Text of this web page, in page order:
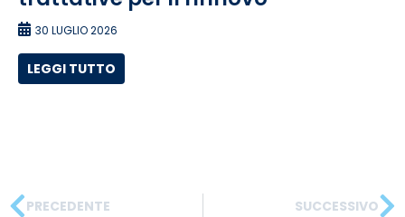
30 LUGLIO 2026
LEGGI TUTTO
PRECEDENTE SUCCESSIVO